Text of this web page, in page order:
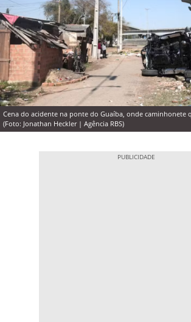
Cena do acidente na ponte do Guaíba, onde caminhonete
(Foto: Jonathan Heckler | Agência RBS)